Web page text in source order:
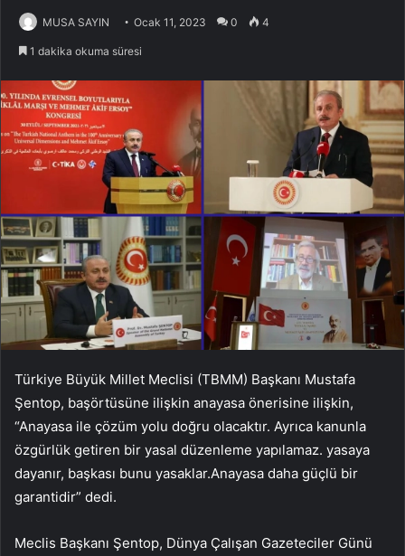
MUSA SAYIN Ocak 11, 2023 0 4
1 dakika okuma süresi
Türkiye Büyük Millet Meclisi (TBMM) Başkanı Mustafa
Şentop, başörtüsüne ilişkin anayasa önerisine ilişkin,
“Anayasa ile çözüm yolu doğru olacaktır. Ayrıca kanunla
özgürlük getiren bir yasal düzenleme yapılamaz. yasaya
dayanır, başkası bunu yasaklar.Anayasa daha güçlü bir
garantidir” dedi.
Meclis Başkanı Şentop, Dünya Çalışan Gazeteciler Günü